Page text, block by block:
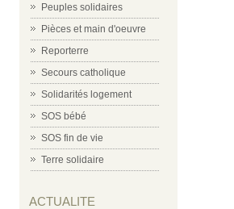
Peuples solidaires
Pièces et main d'oeuvre
Reporterre
Secours catholique
Solidarités logement
SOS bébé
SOS fin de vie
Terre solidaire
ACTUALITE